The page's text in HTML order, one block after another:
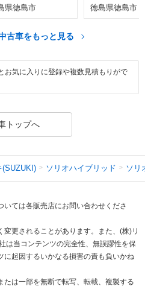
県徳島市 徳島県徳島市
古車をもっと見る
お気に入りに登録や複数見積もりがで
トップへ
(SUZUKI) ソリオハイブリッド ソリ
ては各販売店にお問い合わせくださ
更されることがあります。また、(株)リ
は当コンテンツの完全性、無誤謬性を保
起因するいかなる損害の責も負いかね
は一部を無断で転写、転載、複製する